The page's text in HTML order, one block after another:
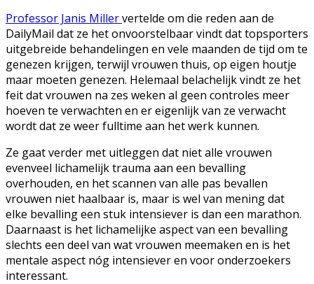
Professor Janis Millervertelde om die reden aan de
DailyMail dat ze het onvoorstelbaar vindt dat topsporters
uitgebreide behandelingen en vele maanden de tijd om te
genezen krijgen, terwijl vrouwen thuis, op eigen houtje
maar moeten genezen. Helemaal belachelijk vindt ze het
feit dat vrouwen na zes weken al geen controles meer
hoeven te verwachten en er eigenlijk van ze verwacht
wordt dat ze weer fulltime aan het werk kunnen.
Ze gaat verder met uitleggen dat niet alle vrouwen
evenveel lichamelijk trauma aan een bevalling
overhouden, en het scannen van alle pas bevallen
vrouwen niet haalbaar is, maar is wel van mening dat
elke bevalling een stuk intensiever is dan een marathon.
Daarnaast is het lichamelijke aspect van een bevalling
slechts een deel van wat vrouwen meemaken en is het
mentale aspect nóg intensiever en voor onderzoekers
interessant.